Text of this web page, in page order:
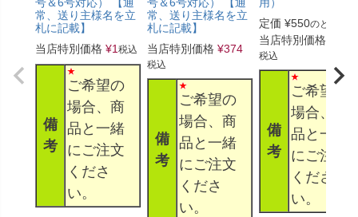
常、送り主様名を立
札に記載】
当店特別価格 ¥1 税込
備
考
ご希望の
場合、商
品と一緒
にご注文
くださ
い。
常、送り主様名を立
札に記載】
当店特別価格 ¥374
税込
備
考
ご希望の
場合、商
品と一緒
にご注文
くださ
い。
定価 ¥550のところ
当店特別価格
税込
備
考
ご希望の
場合、商
品と一緒
にご注文
くださ
い。